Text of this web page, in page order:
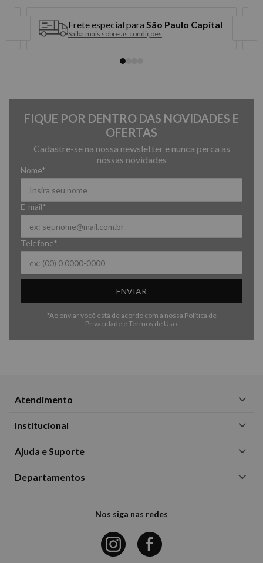
Frete especial para São Paulo Capital
Saiba mais sobre as condições
FIQUE POR DENTRO DAS NOVIDADES E
OFERTAS
Cadastre-se na nossa newsletter e nunca perca as
nossas novidades
*Ao enviar você está de acordo com a nossa Política de
Privacidade e Termos de Uso.
Nome*
E-mail*
Telefone*
ENVIAR
Atendimento
Institucional
Ajuda e Suporte
Departamentos
Nos siga nas redes